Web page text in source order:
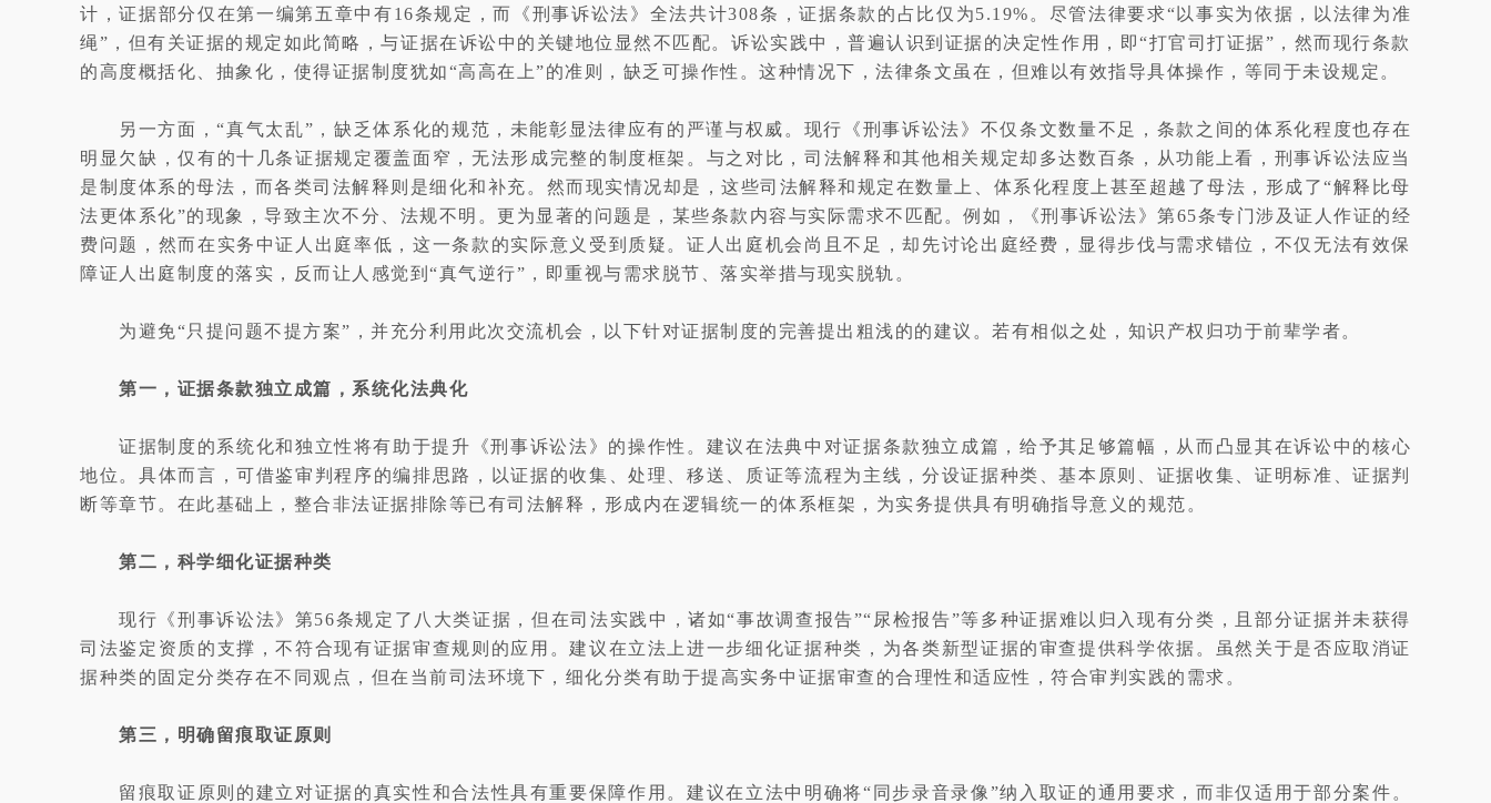
计，证据部分仅在第一编第五章中有16条规定，而《刑事诉讼法》全法共计308条，证据条款的占比仅为5.19%。尽管法律要求“以事实为依据，以法律为准
绳”，但有关证据的规定如此简略，与证据在诉讼中的关键地位显然不匹配。诉讼实践中，普遍认识到证据的决定性作用，即“打官司打证据”，然而现行条款
的高度概括化、抽象化，使得证据制度犹如“高高在上”的准则，缺乏可操作性。这种情况下，法律条文虽在，但难以有效指导具体操作，等同于未设规定。
另一方面，“真气太乱”，缺乏体系化的规范，未能彰显法律应有的严谨与权威。现行《刑事诉讼法》不仅条文数量不足，条款之间的体系化程度也存在
明显欠缺，仅有的十几条证据规定覆盖面窄，无法形成完整的制度框架。与之对比，司法解释和其他相关规定却多达数百条，从功能上看，刑事诉讼法应当
是制度体系的母法，而各类司法解释则是细化和补充。然而现实情况却是，这些司法解释和规定在数量上、体系化程度上甚至超越了母法，形成了“解释比母
法更体系化”的现象，导致主次不分、法规不明。更为显著的问题是，某些条款内容与实际需求不匹配。例如，《刑事诉讼法》第65条专门涉及证人作证的经
费问题，然而在实务中证人出庭率低，这一条款的实际意义受到质疑。证人出庭机会尚且不足，却先讨论出庭经费，显得步伐与需求错位，不仅无法有效保
障证人出庭制度的落实，反而让人感觉到“真气逆行”，即重视与需求脱节、落实举措与现实脱轨。
为避免“只提问题不提方案”，并充分利用此次交流机会，以下针对证据制度的完善提出粗浅的的建议。若有相似之处，知识产权归功于前辈学者。
第一，证据条款独立成篇，系统化法典化
证据制度的系统化和独立性将有助于提升《刑事诉讼法》的操作性。建议在法典中对证据条款独立成篇，给予其足够篇幅，从而凸显其在诉讼中的核心
地位。具体而言，可借鉴审判程序的编排思路，以证据的收集、处理、移送、质证等流程为主线，分设证据种类、基本原则、证据收集、证明标准、证据判
断等章节。在此基础上，整合非法证据排除等已有司法解释，形成内在逻辑统一的体系框架，为实务提供具有明确指导意义的规范。
第二，科学细化证据种类
现行《刑事诉讼法》第56条规定了八大类证据，但在司法实践中，诸如“事故调查报告”“尿检报告”等多种证据难以归入现有分类，且部分证据并未获得
司法鉴定资质的支撑，不符合现有证据审查规则的应用。建议在立法上进一步细化证据种类，为各类新型证据的审查提供科学依据。虽然关于是否应取消证
据种类的固定分类存在不同观点，但在当前司法环境下，细化分类有助于提高实务中证据审查的合理性和适应性，符合审判实践的需求。
第三，明确留痕取证原则
留痕取证原则的建立对证据的真实性和合法性具有重要保障作用。建议在立法中明确将“同步录音录像”纳入取证的通用要求，而非仅适用于部分案件。